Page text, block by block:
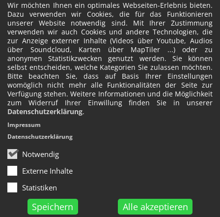
Wir möchten Ihnen ein optimales Webseiten-Erlebnis bieten.
Dazu verwenden wir Cookies, die für das Funktionieren
unserer Website notwendig sind. Mit Ihrer Zustimmung
verwenden wir auch Cookies und andere Technologien, die
zur Anzeige externer Inhalte (Videos über Youtube, Audios
über Soundcloud, Karten über MapTiler ...) oder zu
anonymen Statistikzwecken genutzt werden. Sie können
selbst entscheiden, welche Kategorien Sie zulassen möchten.
Bitte beachten Sie, dass auf Basis Ihrer Einstellungen
womöglich nicht mehr alle Funktionalitäten der Seite zur
Verfügung stehen. Weitere Informationen und die Möglichkeit
zum Widerruf Ihrer Einwillung finden Sie in unserer
Datenschutzerklärung.
Notwendig
Externe Inhalte
Statistiken
Speichern Alle akzeptieren
Impressum
Datenschutzerklärung